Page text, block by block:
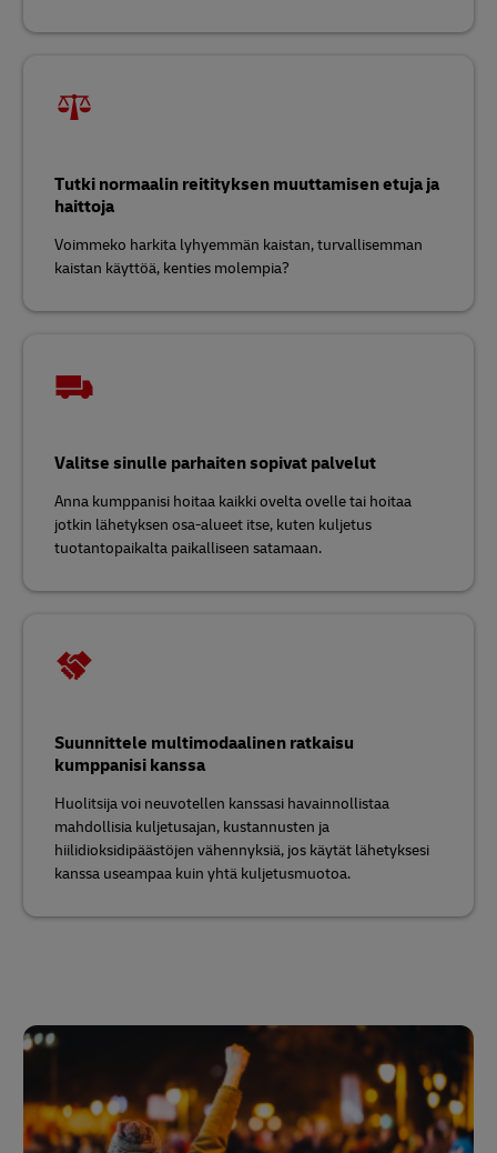
Tutki normaalin reitityksen muuttamisen etuja ja
haittoja
Voimmeko harkita lyhyemmän kaistan, turvallisemman
kaistan käyttöä, kenties molempia?
Valitse sinulle parhaiten sopivat palvelut
Anna kumppanisi hoitaa kaikki ovelta ovelle tai hoitaa
jotkin lähetyksen osa-alueet itse, kuten kuljetus
tuotantopaikalta paikalliseen satamaan.
Suunnittele multimodaalinen ratkaisu
kumppanisi kanssa
Huolitsija voi neuvotellen kanssasi havainnollistaa
mahdollisia kuljetusajan, kustannusten ja
hiilidioksidipäästöjen vähennyksiä, jos käytät lähetyksesi
kanssa useampaa kuin yhtä kuljetusmuotoa.